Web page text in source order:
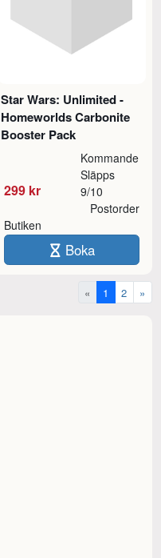
Star Wars: Unlimited -
Homeworlds Carbonite
Booster Pack
299 kr
Kommande
Släpps
9/10
Butiken
Postorder
Boka
« 1 2 »